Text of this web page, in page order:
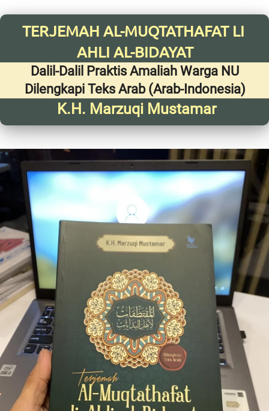
TERJEMAH AL-MUQTATHAFAT LI
AHLI AL-BIDAYAT
Dalil-Dalil Praktis Amaliah Warga NU
Dilengkapi Teks Arab (Arab-Indonesia)
K.H. Marzuqi Mustamar